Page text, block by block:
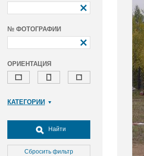
№ ФОТОГРАФИИ
ОРИЕНТАЦИЯ
КАТЕГОРИИ
Досуг, туризм и отдых
Культура
Медицина
Найти
Сбросить фильтр